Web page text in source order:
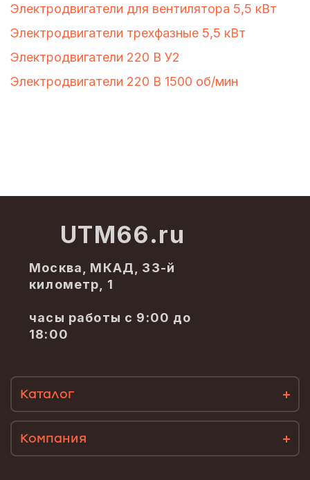
Электродвигатели для вентилятора 5,5 кВт
Электродвигатели трехфазные 5,5 кВт
Электродвигатели 220 В У2
Электродвигатели 220 В 1500 об/мин
UTM66.ru
Москва, МКАД, 33-й
километр, 1
часы работы с 9:00 до
18:00
Каталог
Компания